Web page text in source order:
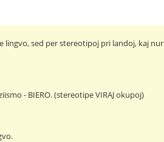
lingvo, sed per stereotipoj pri landoj, kaj nur
- BIERO. (stereotipe VIRAJ okupoj)